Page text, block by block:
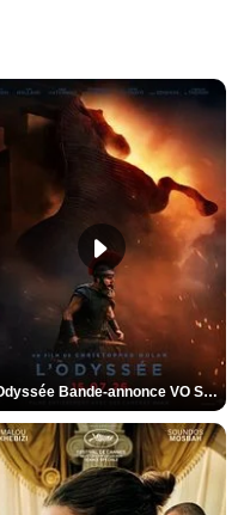
L'Odyssée Bande-annonce VO STFR